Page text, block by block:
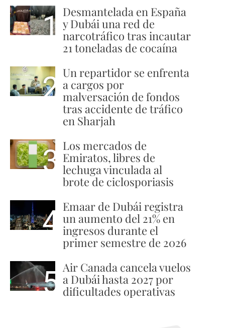
1 Desmantelada en España
y Dubái una red de
narcotráfico tras incautar
21 toneladas de cocaína
2 Un repartidor se enfrenta
a cargos por
malversación de fondos
tras accidente de tráfico
en Sharjah
3 Los mercados de
Emiratos, libres de
lechuga vinculada al
brote de ciclosporiasis
4 Emaar de Dubái registra
un aumento del 21% en
ingresos durante el
primer semestre de 2026
5 Air Canada cancela vuelos
a Dubái hasta 2027 por
dificultades operativas